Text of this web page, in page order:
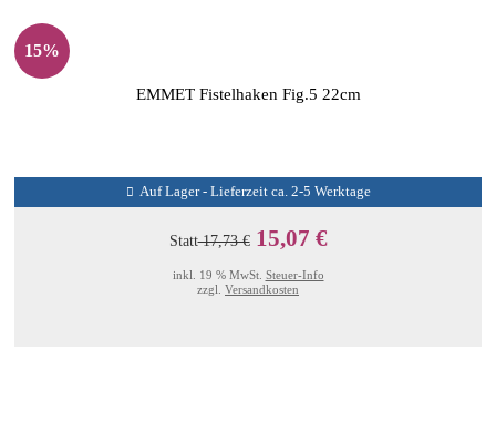
15%
EMMET Fistelhaken Fig.5 22cm
Auf Lager - Lieferzeit ca. 2-5 Werktage
Statt17,73 € 15,07 €
inkl. 19 % MwSt. Steuer-Info
zzgl. Versandkosten